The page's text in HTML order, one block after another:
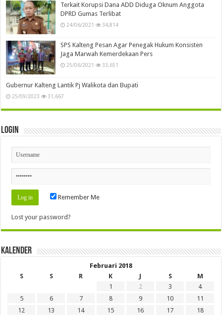
Terkait Korupsi Dana ADD Diduga Oknum Anggota
DPRD Gumas Terlibat
24/06/2021 34,814
SPS Kalteng Pesan Agar Penegak Hukum Konsisten
Jaga Marwah Kemerdekaan Pers
25/06/2021 33,651
Gubernur Kalteng Lantik Pj Walikota dan Bupati
25/09/2023 31,667
Login
Remember Me
Lost your password?
Kalender
Februari 2018
S
S R K J S
M
1
2 3
4
5
6 7 8 9 10
11
12
13 14 15 16 17
18